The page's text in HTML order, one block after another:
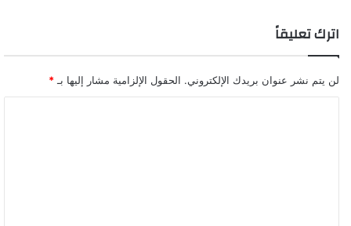
اترك تعليقاً
لن يتم نشر عنوان بريدك الإلكتروني. الحقول الإلزامية مشار إليها بـ *